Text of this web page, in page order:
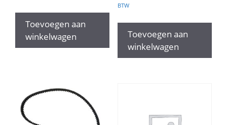
Toevoegen aan
winkelwagen
BTW
Toevoegen aan
winkelwagen